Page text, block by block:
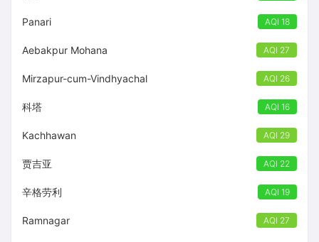
Panari AQI 18
Aebakpur Mohana AQI 27
Mirzapur-cum-Vindhyachal AQI 26
科塔 AQI 16
Kachhawan AQI 29
贾吉亚 AQI 22
辛格劳利 AQI 19
Ramnagar AQI 27